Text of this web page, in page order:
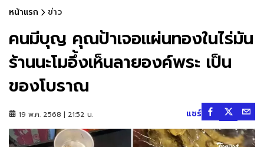
หน้าแรก ข่าว
คนมีบุญ คุณป้าเจอแผ่นทองในไร่มัน
ร้านนะโมอึ้งเห็นลายองค์พระ เป็น
ของโบราณ
19 พ.ค. 2568 | 21:52 น. แชร์